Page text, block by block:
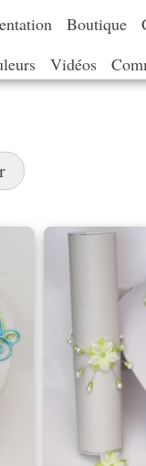
Boutique
Vidéos